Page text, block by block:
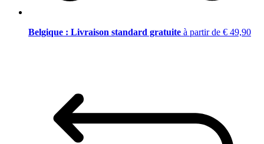
Belgique : Livraison standard gratuite à partir de € 49,90